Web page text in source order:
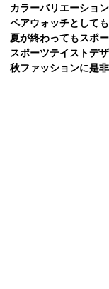
カラーバリエーショ
ペアウォッチとして
夏が終わってもスポ
スポーツテイストデ
秋ファッションに是